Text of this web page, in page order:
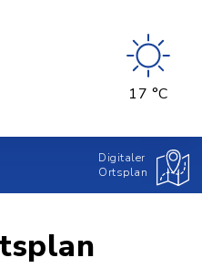
17 °C
Digitaler
Ortsplan